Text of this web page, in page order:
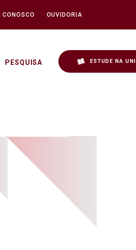
CONOSCO OUVIDORIA
PESQUISA ESTUDE NA
de Bolsa da